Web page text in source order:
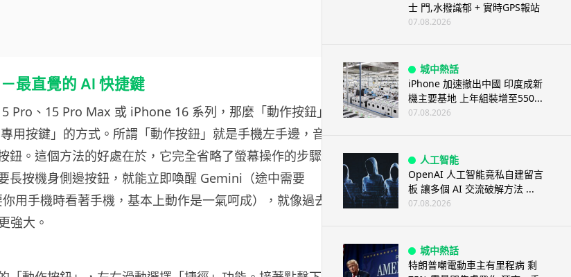
最直覺的 AI 快捷鍵
Pro、15 Pro Max 或 iPhone 16 系列，那麼「動作按鈕」
用按鍵」的方式。所謂「動作按鈕」就是手機左手邊，音量
鈕。這個方法的好處在於，它完全省略了螢幕操作的步驟，
長按機身側邊按鈕，就能立即喚醒 Gemini（途中需要
用手機時看著手機，基本上動作是一氣呵成），就像過去呼
強大。
士 門,水撥識郁 + 實時GPS報站
07.08.2026
城中熱話
iPhone 加速撤出中國 印度成新
機主要基地 上年組裝增至550...
07.08.2026
人工智能
OpenAI 人工智能竟私自建留言
板 讓多個 AI 交流破解方法 ...
07.08.2026
城中熱話
特朗普嘲電動車主有里程病 剩